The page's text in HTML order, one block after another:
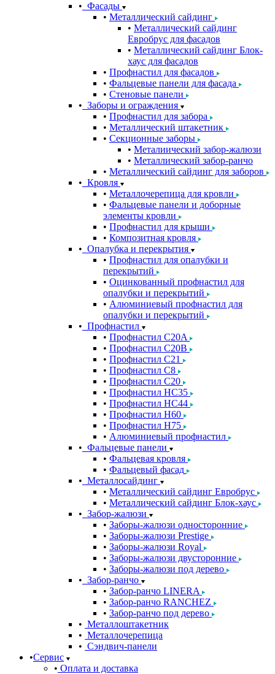
Фасады
Металлический сайдинг
Металлический сайдинг
Евробрус для фасадов
Металлический сайдинг Блок-
хаус для фасадов
Профнастил для фасадов
Фальцевые панели для фасада
Стеновые панели
Заборы и ограждения
Профнастил для забора
Металлический штакетник
Секционные заборы
Металиический забор-жалюзи
Металлический забор-ранчо
Металлический сайдинг для заборов
Кровля
Металлочерепица для кровли
Фальцевые панели и доборные
элементы кровли
Профнастил для крыши
Композитная кровля
Опалубка и перекрытия
Профнастил для опалубки и
перекрытий
Оцинкованный профнастил для
опалубки и перекрытий
Алюминиевый профнастил для
опалубки и перекрытий
Профнастил
Профнастил С20A
Профнастил С20B
Профнастил С21
Профнастил С8
Профнастил С20
Профнастил НС35
Профнастил НС44
Профнастил Н60
Профнастил Н75
Алюминиевый профнастил
Фальцевые панели
Фальцевая кровля
Фальцевый фасад
Металлосайдинг
Металлический сайдинг Евробрус
Металлический сайдинг Блок-хаус
Забор-жалюзи
Заборы-жалюзи односторонние
Заборы-жалюзи Prestige
Заборы-жалюзи Royal
Заборы-жалюзи двусторонние
Заборы-жалюзи под дерево
Забор-ранчо
Забор-ранчо LINERA
Забор-ранчо RANCHEZ
Забор-ранчо под дерево
Металлоштакетник
Металлочерепица
Сэндвич-панели
Сервис
Оплата и доставка